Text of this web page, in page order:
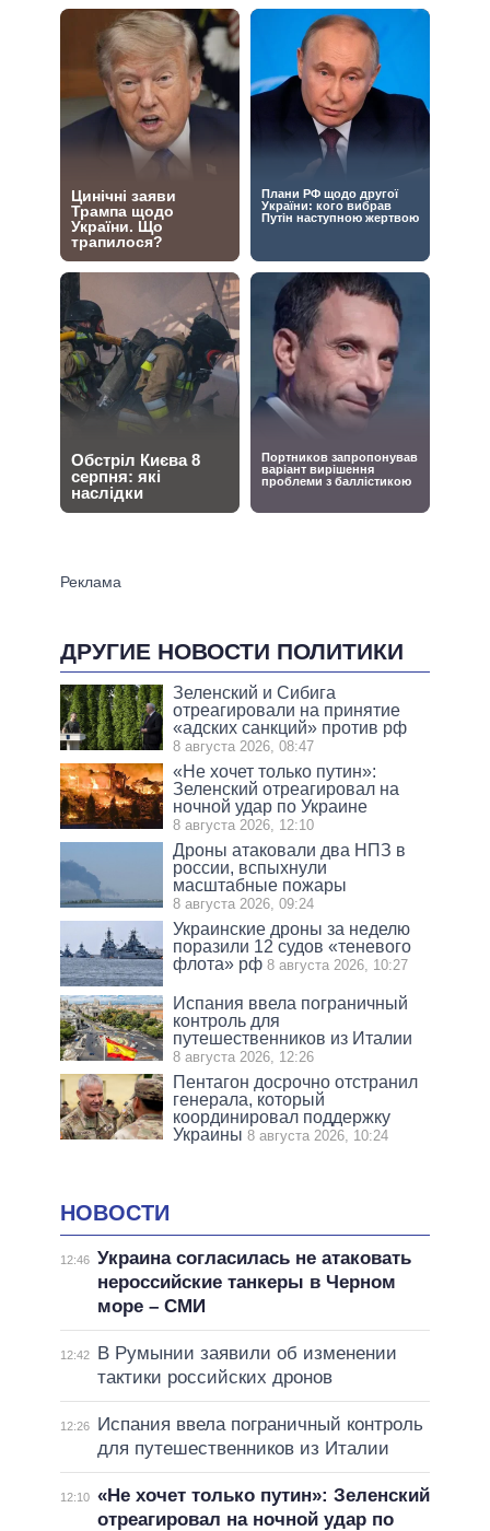
ДРУГИЕ НОВОСТИ ПОЛИТИКИ
Зеленский и Сибига
отреагировали на принятие
«адских санкций» против рф
8 августа 2026, 08:47
«Не хочет только путин»:
Зеленский отреагировал на
ночной удар по Украине
8 августа 2026, 12:10
Дроны атаковали два НПЗ в
россии, вспыхнули
масштабные пожары
8 августа 2026, 09:24
Украинские дроны за неделю
поразили 12 судов «теневого
флота» рф 8 августа 2026, 10:27
Испания ввела пограничный
контроль для
путешественников из Италии
8 августа 2026, 12:26
Пентагон досрочно отстранил
генерала, который
координировал поддержку
Украины 8 августа 2026, 10:24
НОВОСТИ
12:46 Украина согласилась не атаковать
нероссийские танкеры в Черном
море – СМИ
12:42
В Румынии заявили об изменении
тактики российских дронов
12:26
Испания ввела пограничный контроль
для путешественников из Италии
12:10 «Не хочет только путин»: Зеленский
отреагировал на ночной удар по